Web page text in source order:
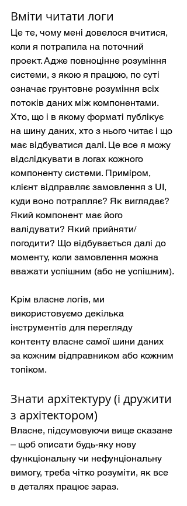
Вміти читати логи
Це те, чому мені довелося вчитися,
коли я потрапила на поточний
проект. Адже повноцінне розуміння
системи, з якою я працюю, по суті
означає грунтовне розуміння всіх
потоків даних між компонентами.
Хто, що і в якому форматі публікує
на шину даних, хто з нього читає і що
має відбуватися далі. Це все я можу
відслідкувати в логах кожного
компоненту системи. Приміром,
клієнт відправляє замовлення з UI,
куди воно потрапляє? Як виглядає?
Який компонент має його
валідувати? Який прийняти/
погодити? Що відбувається далі до
моменту, коли замовлення можна
вважати успішним (або не успішним).
Крім власне логів, ми
використовуємо декілька
інструментів для перегляду
контенту власне самої шини даних
за кожним відправником або кожним
топіком.
Знати архітектуру (і дружити
з архітектором)
Власне, підсумовуючи вище сказане
– щоб описати будь-яку нову
функціональну чи нефунціональну
вимогу, треба чітко розуміти, як все
в деталях працює зараз.